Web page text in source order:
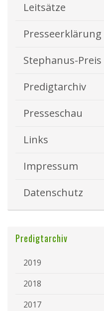
Leitsätze
Presseerklärung
Stephanus-Preis
Predigtarchiv
Presseschau
Links
Impressum
Datenschutz
Predigtarchiv
2019
2018
2017